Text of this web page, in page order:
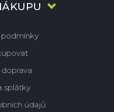
splátky
údajů